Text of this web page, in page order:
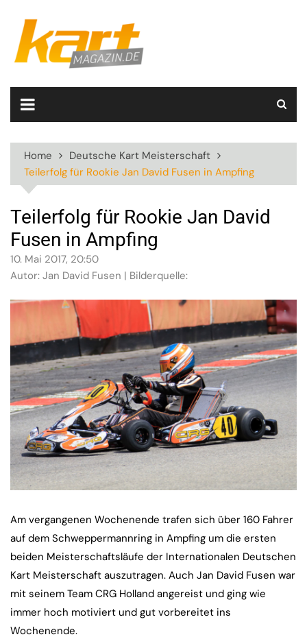
content
Home
Deutsche Kart Meisterschaft
Teilerfolg für Rookie Jan David Fusen in Ampfing
Teilerfolg für Rookie Jan David
Fusen in Ampfing
10. Mai 2017, 20:50
Autor: Jan David Fusen | Bilderquelle:
Am vergangenen Wochenende trafen sich über 160 Fahrer
auf dem Schweppermannring in Ampfing um die ersten
beiden Meisterschaftsläufe der Internationalen Deutschen
Kart Meisterschaft auszutragen. Auch Jan David Fusen war
mit seinem Team CRG Holland angereist und ging wie
immer hoch motiviert und gut vorbereitet ins
Wochenende.